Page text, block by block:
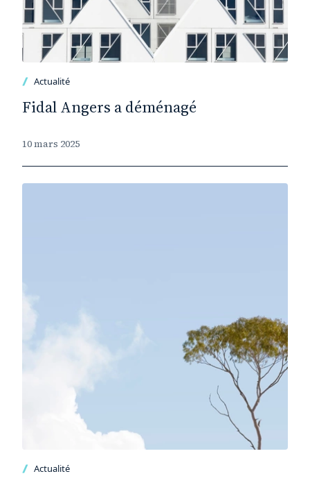
Actualité
Fidal Angers a déménagé
10 mars 2025
Actualité